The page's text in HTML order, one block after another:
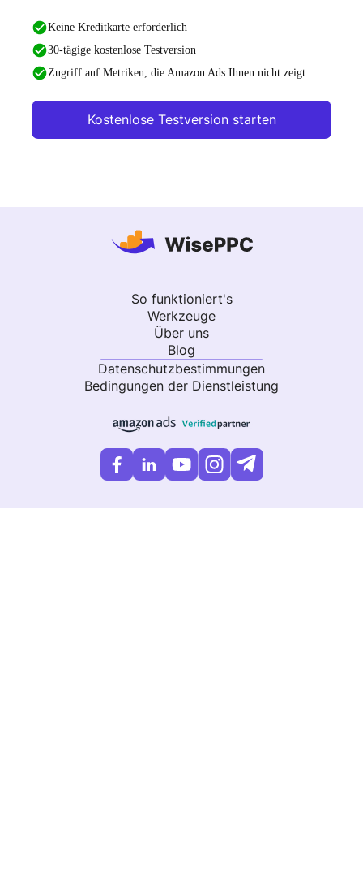
Keine Kreditkarte erforderlich
30-tägige kostenlose Testversion
Zugriff auf Metriken, die Amazon Ads Ihnen nicht zeigt
Kostenlose Testversion starten
So funktioniert's
Werkzeuge
Über uns
Blog
Datenschutzbestimmungen
Bedingungen der Dienstleistung